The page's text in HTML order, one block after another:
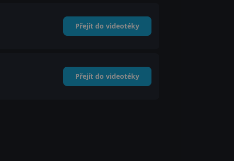
Přejít do videotéky
Přejít do videotéky